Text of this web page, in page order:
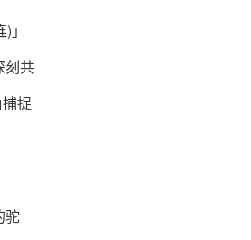
刻共
捉
驼